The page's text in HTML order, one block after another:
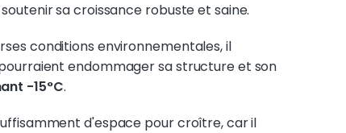
sa croissance robuste et saine.
conditions environnementales, il
endommager sa structure et son
-15°C.
d'espace pour croître, car il